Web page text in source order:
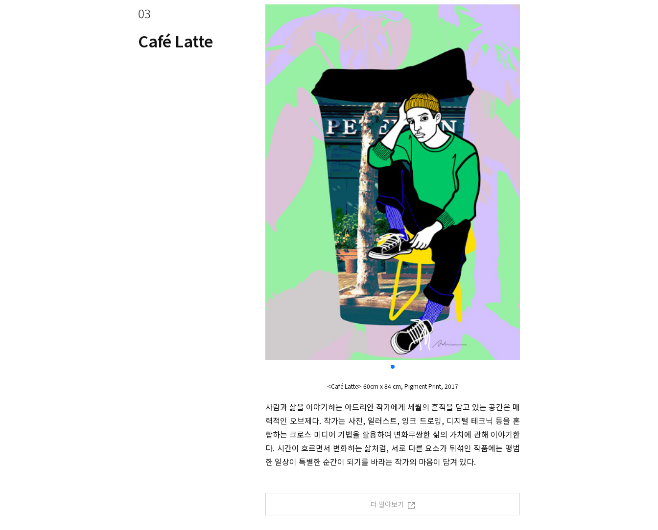
03
Café Latte
<Café Latte> 60cm x 84 cm, Pigment Print, 2017
사람과 삶을 이야기하는 아드리안 작가에게 세월의 흔적을 담고 있는 공간은 매
력적인 오브제다. 작가는 사진, 일러스트, 잉크 드로잉, 디지털 테크닉 등을 혼
합하는 크로스 미디어 기법을 활용하여 변화무쌍한 삶의 가치에 관해 이야기한
다. 시간이 흐르면서 변화하는 삶처럼, 서로 다른 요소가 뒤섞인 작품에는 평범
한 일상이 특별한 순간이 되기를 바라는 작가의 마음이 담겨 있다.
더 알아보기